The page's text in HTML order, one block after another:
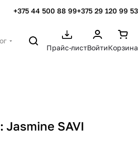
+375 44 500 88 99+375 29 120 99 53
Прайс-листВойтиКорзина
Jasmine SAVI